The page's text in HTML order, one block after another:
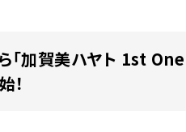
「加賀美ハヤト 1st
！